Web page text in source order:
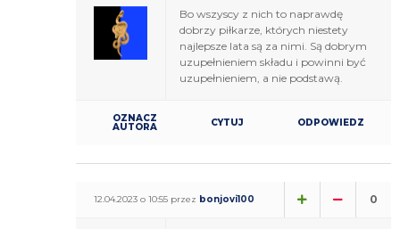
Bo wszyscy z nich to naprawdę
dobrzy piłkarze, których niestety
najlepsze lata są za nimi. Są dobrym
uzupełnieniem składu i powinni być
uzupełnieniem, a nie podstawą.
OZNACZ
AUTORA CYTUJ ODPOWIEDZ
12.04.2023 o 10:55 przez bonjovi100 0